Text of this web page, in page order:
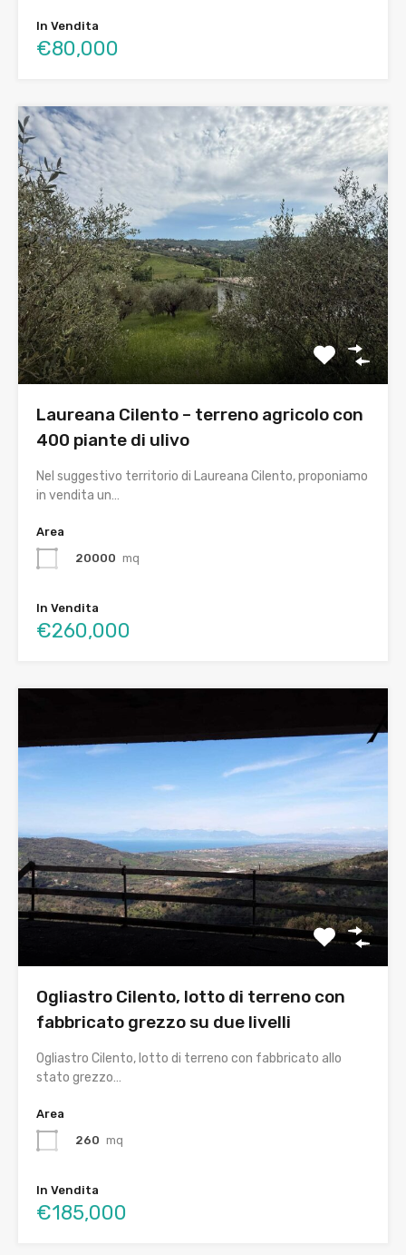
In Vendita
€80,000
Laureana Cilento – terreno agricolo con
400 piante di ulivo
Nel suggestivo territorio di Laureana Cilento, proponiamo
in vendita un…
Area
20000 mq
In Vendita
€260,000
Ogliastro Cilento, lotto di terreno con
fabbricato grezzo su due livelli
Ogliastro Cilento, lotto di terreno con fabbricato allo
stato grezzo…
Area
260 mq
In Vendita
€185,000